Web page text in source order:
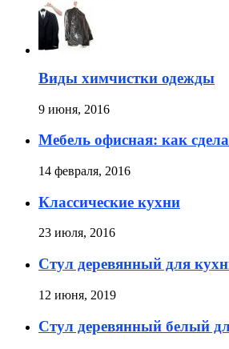
Виды химчистки одежды
9 июня, 2016
Мебель офисная: как
14 февраля, 2016
Классические кухни
23 июля, 2016
Стул деревянный для
12 июня, 2019
Стул деревянный белый